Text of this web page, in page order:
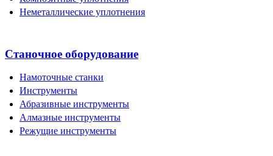
Неметаллические уплотнения
Станочное оборудование
Намоточные станки
Инструменты
Абразивные инструменты
Алмазные инструменты
Режущие инструменты